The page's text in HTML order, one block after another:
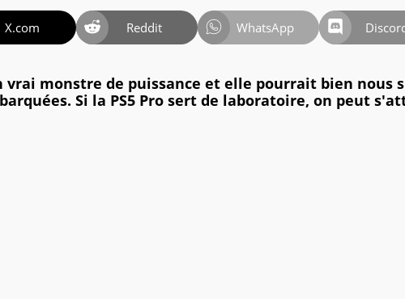
X.com Reddit WhatsApp
vrai monstre de puissance et elle pourrait bien nous
Si la PS5 Pro sert de laboratoire, on peut